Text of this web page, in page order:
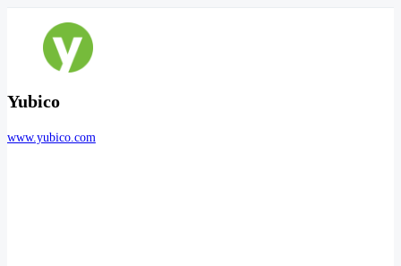
Yubico
www.yubico.com